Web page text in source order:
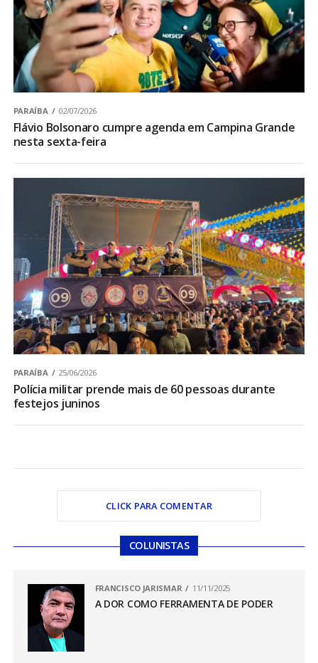
PARAÍBA 02/07/2026
Flávio Bolsonaro cumpre agenda em Campina Grande
nesta sexta-feira
PARAÍBA 25/06/2026
Polícia militar prende mais de 60 pessoas durante
festejos juninos
CLICK PARA COMENTAR
COLUNISTAS
FRANCISCO JARISMAR 11/11/2025
A DOR COMO FERRAMENTA DE PODER